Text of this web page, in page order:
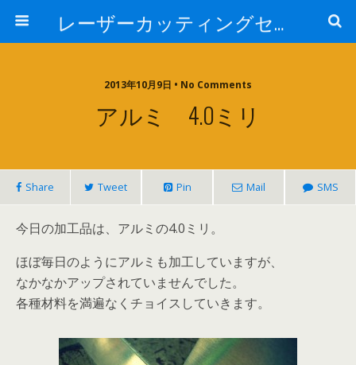
レーザーカッティングセンター 株式会社 中本鉄工所
2013年10月9日 • No Comments
アルミ 4.0ミリ
Share Tweet Pin Mail SMS
今日の加工品は、アルミの4.0ミリ。
ほぼ毎日のようにアルミも加工していますが、
なかなかアップされていませんでした。
各種材料を満遍なくチョイスしていきます。